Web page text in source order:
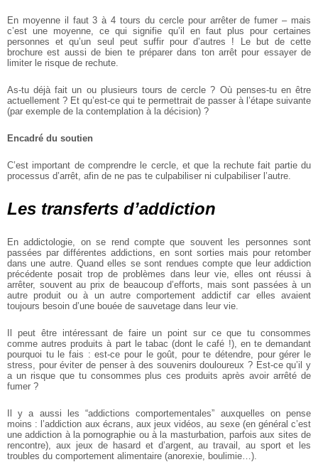
En moyenne il faut 3 à 4 tours du cercle pour arrêter de fumer – mais
c’est une moyenne, ce qui signifie qu’il en faut plus pour certaines
personnes et qu’un seul peut suffir pour d’autres ! Le but de cette
brochure est aussi de bien te préparer dans ton arrêt pour essayer de
limiter le risque de rechute.
As-tu déjà fait un ou plusieurs tours de cercle ? Où penses-tu en être
actuellement ? Et qu’est-ce qui te permettrait de passer à l’étape suivante
(par exemple de la contemplation à la décision) ?
Encadré du soutien
C’est important de comprendre le cercle, et que la rechute fait partie du
processus d’arrêt, afin de ne pas te culpabiliser ni culpabiliser l’autre.
Les transferts d’addiction
En addictologie, on se rend compte que souvent les personnes sont
passées par différentes addictions, en sont sorties mais pour retomber
dans une autre. Quand elles se sont rendues compte que leur addiction
précédente posait trop de problèmes dans leur vie, elles ont réussi à
arrêter, souvent au prix de beaucoup d’efforts, mais sont passées à un
autre produit ou à un autre comportement addictif car elles avaient
toujours besoin d’une bouée de sauvetage dans leur vie.
Il peut être intéressant de faire un point sur ce que tu consommes
comme autres produits à part le tabac (dont le café !), en te demandant
pourquoi tu le fais : est-ce pour le goût, pour te détendre, pour gérer le
stress, pour éviter de penser à des souvenirs douloureux ? Est-ce qu’il y
a un risque que tu consommes plus ces produits après avoir arrêté de
fumer ?
Il y a aussi les “addictions comportementales” auxquelles on pense
moins : l’addiction aux écrans, aux jeux vidéos, au sexe (en général c’est
une addiction à la pornographie ou à la masturbation, parfois aux sites de
rencontre), aux jeux de hasard et d’argent, au travail, au sport et les
troubles du comportement alimentaire (anorexie, boulimie…).